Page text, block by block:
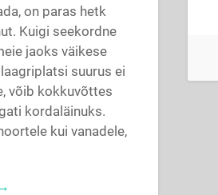
on paras hetk
Kuigi seekordne
jaoks väikese
suurus ei
võib kokkuvõttes
kordaläinuks.
kui vanadele,